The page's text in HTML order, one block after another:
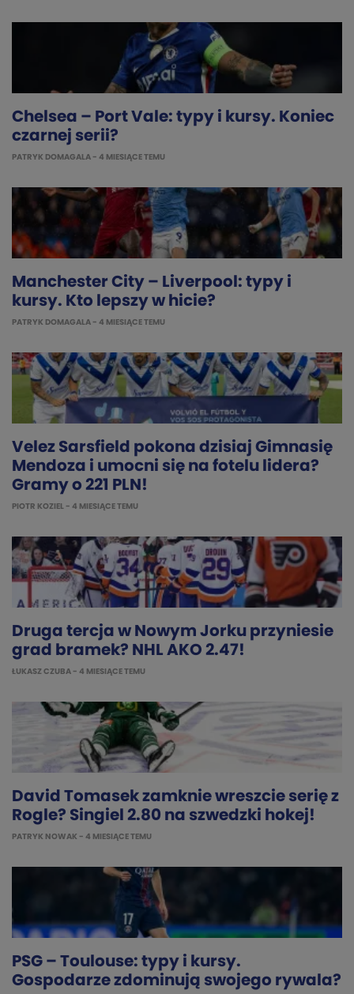
Chelsea – Port Vale: typy i kursy. Koniec
czarnej serii?
PATRYK DOMAGALA - 4 MIESIĄCE TEMU
Manchester City – Liverpool: typy i
kursy. Kto lepszy w hicie?
PATRYK DOMAGALA - 4 MIESIĄCE TEMU
Velez Sarsfield pokona dzisiaj Gimnasię
Mendoza i umocni się na fotelu lidera?
Gramy o 221 PLN!
PIOTR KOZIEL - 4 MIESIĄCE TEMU
Druga tercja w Nowym Jorku przyniesie
grad bramek? NHL AKO 2.47!
ŁUKASZ CZUBA - 4 MIESIĄCE TEMU
David Tomasek zamknie wreszcie serię z
Rogle? Singiel 2.80 na szwedzki hokej!
PATRYK NOWAK - 4 MIESIĄCE TEMU
PSG – Toulouse: typy i kursy.
Gospodarze zdominują swojego rywala?